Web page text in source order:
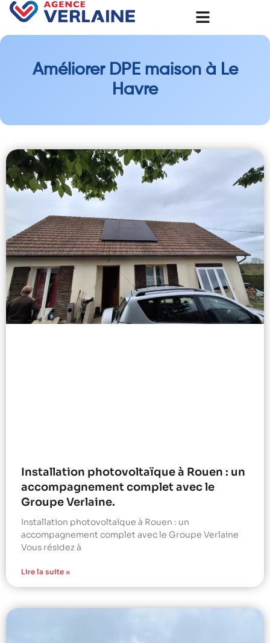
Améliorer DPE maison à Le
Havre
Installation photovoltaïque à Rouen : un
accompagnement complet avec le
Groupe Verlaine.
Installation photovoltaïque à Rouen : un
accompagnement complet avec le Groupe Verlaine
Vous résidez à
Lire la suite »